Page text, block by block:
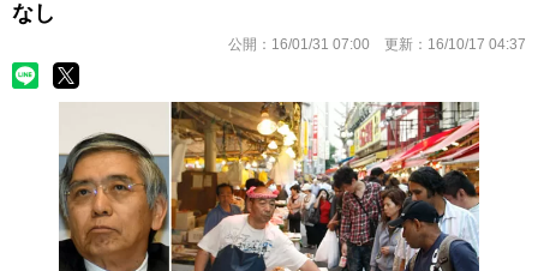
なし
公開： 16/01/31 07:00 更新： 16/10/17 04:37